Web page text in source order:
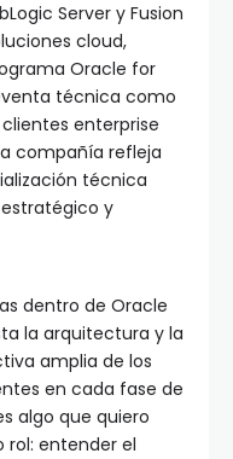
Server y Fusion
cloud,
Oracle for
técnica como
enterprise
compañía refleja
técnica
y
dentro de Oracle
la arquitectura y la
amplia de los
en cada fase de
algo que quiero
rol: entender el